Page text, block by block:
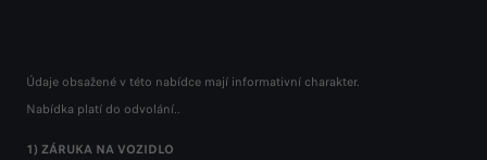
Údaje obsažené v této nabídce mají informativní charakter.
Nabídka platí do odvolání..
1) ZÁRUKA NA VOZIDLO
Údaje obsažené v této nabídce mají informativní charakter.
Nabídka platí do odvolání..
1) ZÁRUKA NA VOZIDLO
Údaje obsažené v této nabídce mají informativní charakter.
Nabídka platí do odvolání..
1) ZÁRUKA NA VOZIDLO